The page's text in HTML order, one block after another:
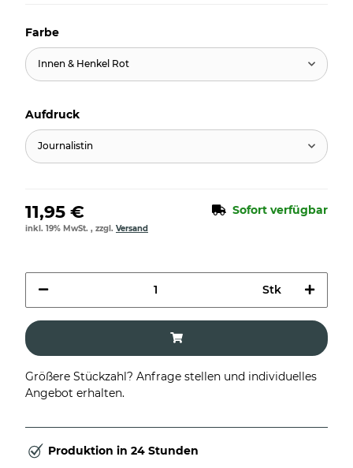
Farbe
Innen & Henkel Rot
Aufdruck
Journalistin
11,95 € Sofort verfügbar
inkl. 19% MwSt. , zzgl. Versand
Stk
Größere Stückzahl? Anfrage stellen und individuelles
Angebot erhalten.
Produktion in 24 Stunden